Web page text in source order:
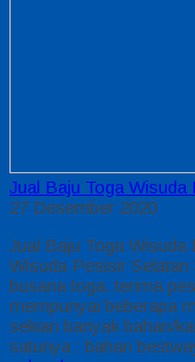
Jual Baju Toga Wisuda
27 Desember 2020
Jual Baju Toga Wisuda
Wisuda Pesisir
busana toga. terima
mempunyai beberapa
sekian banyak bahan/
satunya : bahan